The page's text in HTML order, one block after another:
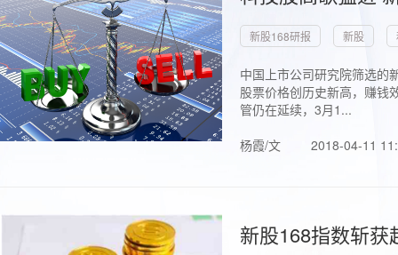
新股168研报 新股
中国上市公司研究院筛选的
股票价格创历史新高，赚钱
管仍在延续，3月1...
杨霞/文
2018-04-11
新股168指数斩